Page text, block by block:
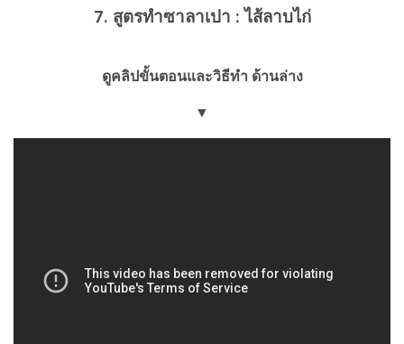
7. สูตรทำซาลาเปา : ไส้ลาบไก่
ดูคลิปขั้นตอนและวิธีทำ ด้านล่าง
▼